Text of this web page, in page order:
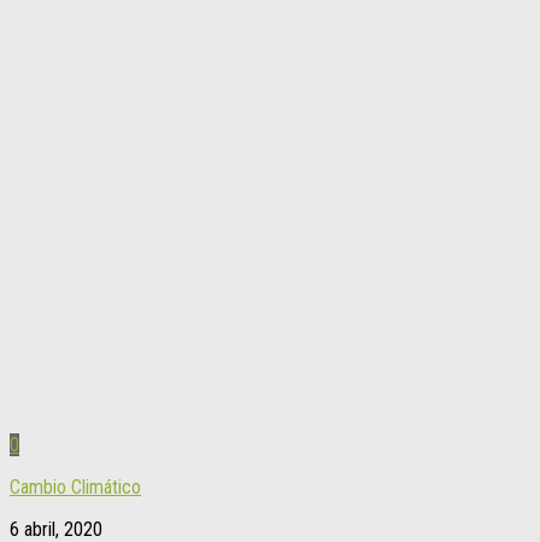
0
Cambio Climático
6 abril, 2020